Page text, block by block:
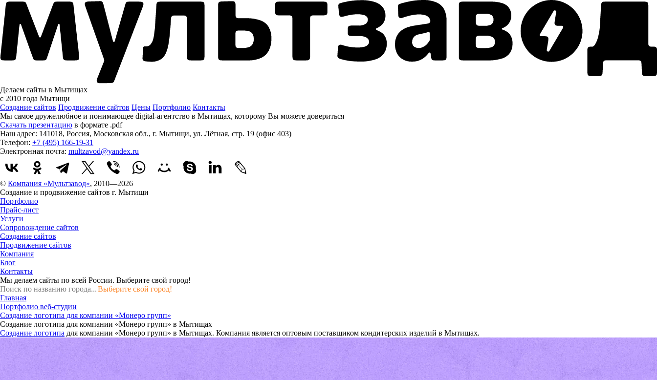
Делаем сайты в Мытищах
с 2010 года Мытищи
Создание сайтов Продвижение сайтов Цены Портфолио Контакты
Мы самое дружелюбное и понимающее digital-агентство в Мытищах, которому Вы можете довериться
Скачать презентацию в формате .pdf
Наш адрес: 141018, Россия, Московская обл., г. Мытищи, ул. Лётная, стр. 19 (офис 403)
Телефон: +7 (495) 166-19-31
Электронная почта: multzavod@yandex.ru
© Компания «Мультзавод», 2010—2026
Создание и продвижение сайтов г. Мытищи
Портфолио
Прайс-лист
Услуги
Сопровождение сайтов
Создание сайтов
Продвижение сайтов
Компания
Блог
Контакты
Мы делаем сайты по всей России. Выберите свой город!
Выберите свой город!
Главная
Портфолио веб-студии
Создание логотипа для компании «Монеро групп»
Создание логотипа для компании «Монеро групп» в Мытищах
Создание логотипа для компании «Монеро групп» в Мытищах. Компания является оптовым поставщиком кондитерских изделий в Мытищах.